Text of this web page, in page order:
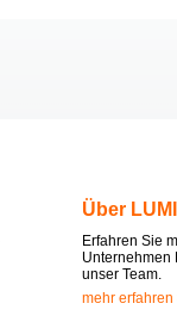
Über
Erfahren Sie
Unternehmen
unser Team.
mehr erfahren